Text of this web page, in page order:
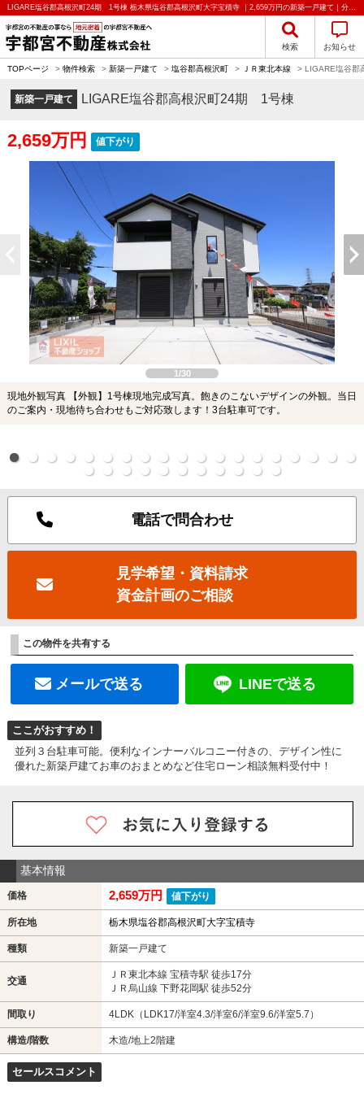
LIGARE塩谷郡高根沢町24期 1号棟 栃木県塩谷郡高根沢町大字宝積寺 ｜2,659万円の新築一戸建て｜分譲住宅や新築物件｜宇都宮不動産株式会社
検索 お知らせ
TOPページ > 物件検索 > 新築一戸建て > 塩谷郡高根沢町 > ＪＲ東北本線 > LIGARE塩谷
新築一戸建て LIGARE塩谷郡高根沢町24期 1号棟
2,659万円 値下がり
1/30
現地外観写真 【外観】1号棟現地完成写真。飽きのこないデザインの外観。当日
のご案内・現地待ち合わせもご対応致します！3台駐車可です。
電話で問合わせ
見学希望・資料請求
資金計画のご相談
この物件を共有する
メールで送る LINEで送る
ここがおすすめ！
並列３台駐車可能。便利なインナーバルコニー付きの、デザイン性に
優れた新築戸建てお車のおまとめなど住宅ローン相談無料受付中！
基本情報
価格 2,659万円 値下がり
所在地 栃木県塩谷郡高根沢町大字宝積寺
種類 新築一戸建て
交通
ＪＲ東北本線 宝積寺駅 徒歩17分
ＪＲ烏山線 下野花岡駅 徒歩52分
間取り 4LDK（LDK17/洋室4.3/洋室6/洋室9.6/洋室5.7）
構造/階数 木造/地上2階建
セールスコメント